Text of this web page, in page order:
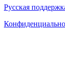
Русская